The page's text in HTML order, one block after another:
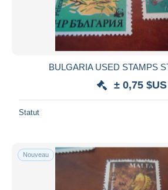
BULGARIA USED STAMPS
± 0,75 $US
Statut
Nouveau